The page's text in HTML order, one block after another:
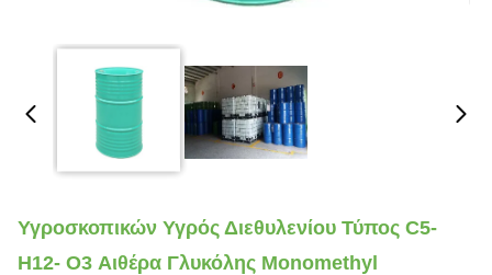
Υγροσκοπικών Υγρός Διεθυλενίου Τύπος C5-
H12- O3 Αιθέρα Γλυκόλης Monomethyl